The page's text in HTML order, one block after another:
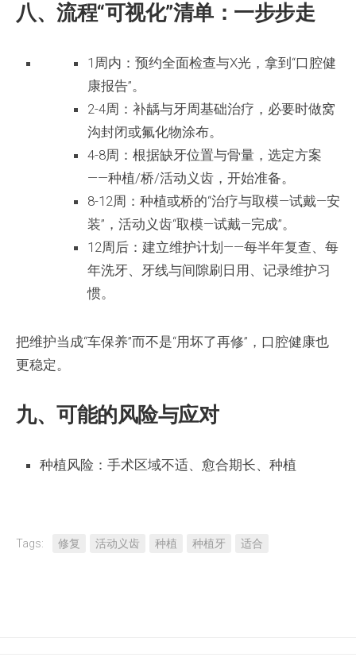
八、流程“可视化”清单：一步步走
1周内：预约全面检查与X光，拿到“口腔健
康报告”。
2-4周：补龋与牙周基础治疗，必要时做窝
沟封闭或氟化物涂布。
4-8周：根据缺牙位置与骨量，选定方案
——种植/桥/活动义齿，开始准备。
8-12周：种植或桥的“治疗与取模—试戴—安
装”，活动义齿“取模—试戴—完成”。
12周后：建立维护计划——每半年复查、每
年洗牙、牙线与间隙刷日用、记录维护习
惯。
把维护当成“车保养”而不是“用坏了再修”，口腔健康也
更稳定。
九、可能的风险与应对
种植风险：手术区域不适、愈合期长、种植
Tags: 修复 活动义齿 种植 种植牙 适合